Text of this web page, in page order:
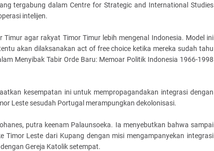
tergabung dalam Centre for Strategic and International Studies
intelijen.
agar rakyat Timor Timur lebih mengenal Indonesia. Model ini
akan dilaksanakan act of free choice ketika mereka sudah tahu
Menyibak Tabir Orde Baru: Memoar Politik Indonesia 1966-1998
kesempatan ini untuk mempropagandakan integrasi dengan
Leste sesudah Portugal merampungkan dekolonisasi.
putra keenam Palaunsoeka. Ia menyebutkan bahwa sampai
Leste dari Kupang dengan misi mengampanyekan integrasi
Gereja Katolik setempat.